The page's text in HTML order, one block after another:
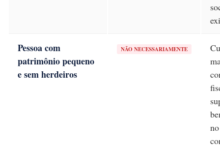
Pessoa com
patrimônio pequeno
e sem herdeiros
NÃO NECESSARIAMENTE